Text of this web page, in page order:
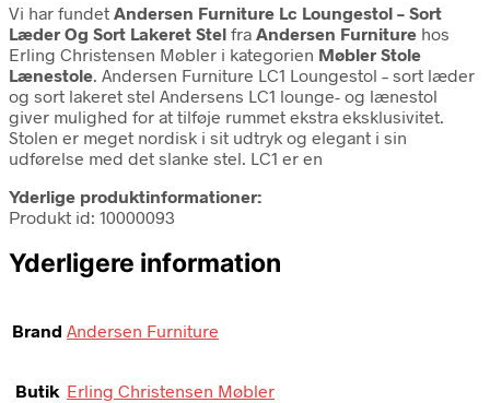
Vi har fundet Andersen Furniture Lc Loungestol – Sort
Læder Og Sort Lakeret Stel fra Andersen Furniture hos
Erling Christensen Møbler i kategorien Møbler Stole
Lænestole. Andersen Furniture LC1 Loungestol – sort læder
og sort lakeret stel Andersens LC1 lounge- og lænestol
giver mulighed for at tilføje rummet ekstra eksklusivitet.
Stolen er meget nordisk i sit udtryk og elegant i sin
udførelse med det slanke stel. LC1 er en
Yderlige produktinformationer:
Produkt id: 10000093
Yderligere information
Brand Andersen Furniture
Butik Erling Christensen Møbler